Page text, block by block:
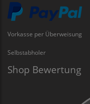
Vorkasse per Überweisung
Selbstabholer
Shop Bewertung